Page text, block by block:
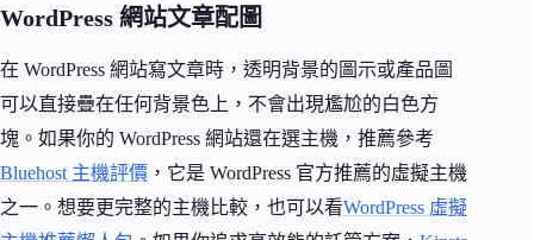
WordPress 網站文章配圖
在 WordPress 網站寫文章時，透明背景的圖示或產品圖
可以直接疊在任何背景色上，不會出現尷尬的白色方
塊。如果你的 WordPress 網站還在選主機，推薦參考
Bluehost 主機評價 ，它是 WordPress 官方推薦的虛擬主機
之一。想要更完整的主機比較，也可以看WordPress 虛擬